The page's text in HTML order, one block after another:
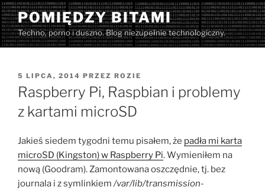
Przejdź
do
treści
POMIĘDZY BITAMI
Techno, porno i duszno. Blog niezupełnie technologiczny.
OPUBLIKOWANE
W
5 LIPCA, 2014 PRZEZ ROZIE
Raspberry Pi, Raspbian i problemy
z kartami microSD
Jakieś siedem tygodni temu pisałem, że padła mi karta
microSD (Kingston) w Raspberry Pi. Wymieniłem na
nową (Goodram). Zamontowana oszczędnie, tj. bez
journala i z symlinkiem /var/lib/transmission-